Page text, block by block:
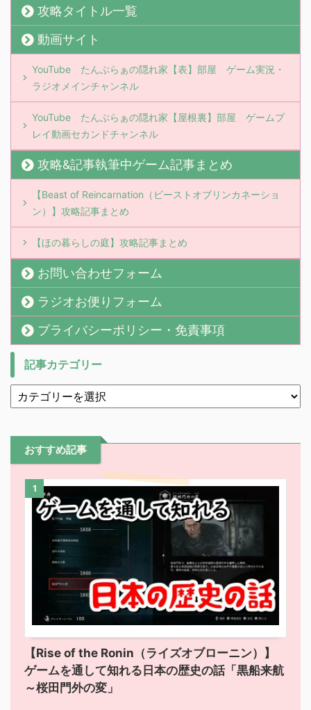
攻略タイトル一覧
動画サイト
YouTube たんぶらぁの隠れ家【表】部屋 ゲーム実況・
ラジオメインチャンネル
YouTube たんぶらぁの隠れ家【屋根裏】部屋 ゲームプ
レイ動画セカンドチャンネル
攻略&記事執筆中ゲーム記事まとめ
【Beast of Reincarnation（ビーストオブリンカネーショ
ン）】攻略記事まとめ
【ほの暮らしの庭】攻略記事まとめ
お問い合わせフォーム
ラジオお便りフォーム
プライバシーポリシー・免責事項
記事カテゴリー
おすすめ記事
1
【Rise of the Ronin（ライズオブローニン）】
ゲームを通して知れる日本の歴史の話「黒船来航
～桜田門外の変」